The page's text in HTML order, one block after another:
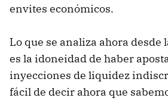
envites económicos.
Lo que se analiza ahora desde
es la idoneidad de haber
inyecciones de liquidez
fácil de decir ahora que